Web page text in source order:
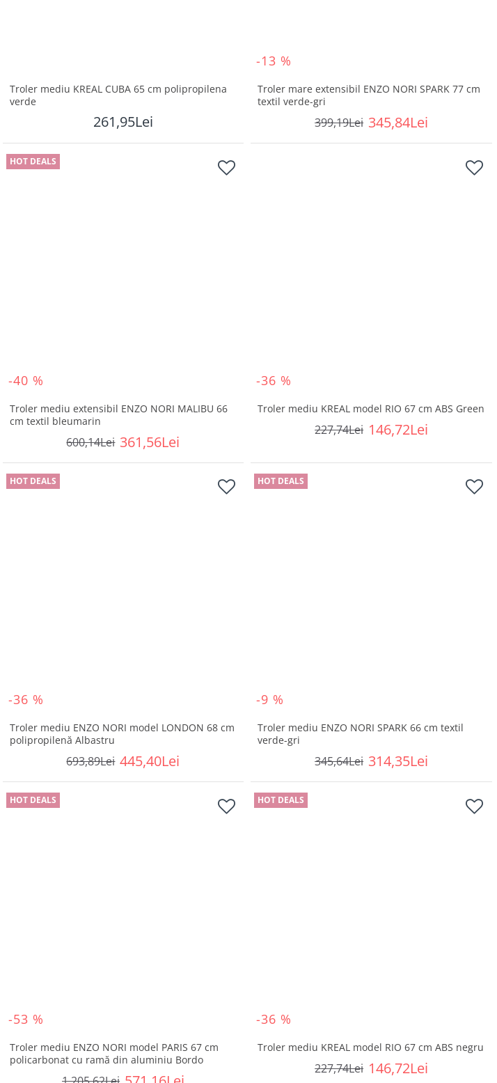
Troler mediu KREAL CUBA 65 cm polipropilena
verde
261,95Lei
-13 %
Troler mare extensibil ENZO NORI SPARK 77 cm
textil verde-gri
345,84Lei
399,19Lei
HOT DEALS
-40 %
Troler mediu extensibil ENZO NORI MALIBU 66
cm textil bleumarin
361,56Lei
600,14Lei
-36 %
Troler mediu KREAL model RIO 67 cm ABS Green
146,72Lei
227,74Lei
HOT DEALS
-36 %
Troler mediu ENZO NORI model LONDON 68 cm
polipropilenă Albastru
445,40Lei
693,89Lei
HOT DEALS
-9 %
Troler mediu ENZO NORI SPARK 66 cm textil
verde-gri
314,35Lei
345,64Lei
HOT DEALS
-53 %
Troler mediu ENZO NORI model PARIS 67 cm
policarbonat cu ramă din aluminiu Bordo
HOT DEALS
-36 %
Troler mediu KREAL model RIO 67 cm ABS negru
146,72Lei
227,74Lei